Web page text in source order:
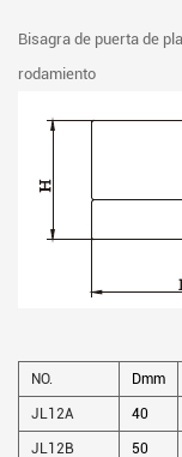
Bisagra de puerta de
rodamiento
NO. Dmm
JL12A 40
JL12B 50